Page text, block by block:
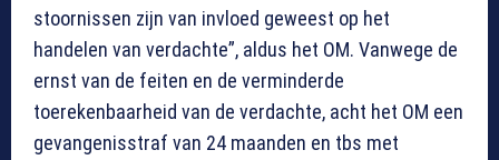
stoornissen zijn van invloed geweest op het
handelen van verdachte”, aldus het OM. Vanwege de
ernst van de feiten en de verminderde
toerekenbaarheid van de verdachte, acht het OM een
gevangenisstraf van 24 maanden en tbs met